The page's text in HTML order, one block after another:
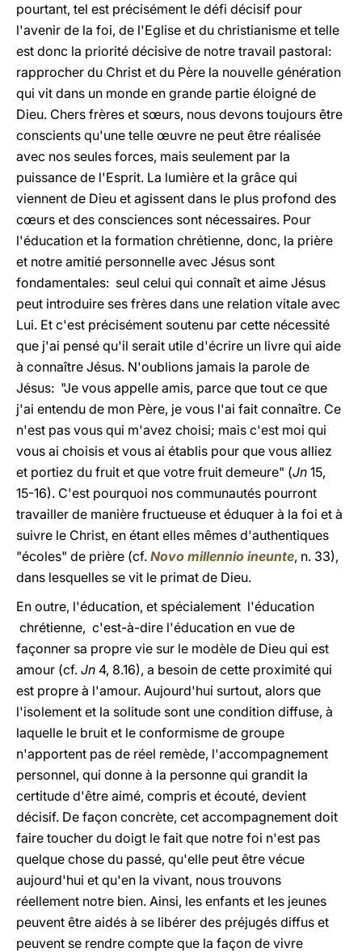
pourtant, tel est précisément le défi décisif pour
l'avenir de la foi, de l'Eglise et du christianisme et telle
est donc la priorité décisive de notre travail pastoral:
rapprocher du Christ et du Père la nouvelle génération
qui vit dans un monde en grande partie éloigné de
Dieu. Chers frères et sœurs, nous devons toujours être
conscients qu'une telle œuvre ne peut être réalisée
avec nos seules forces, mais seulement par la
puissance de l'Esprit. La lumière et la grâce qui
viennent de Dieu et agissent dans le plus profond des
cœurs et des consciences sont nécessaires. Pour
l'éducation et la formation chrétienne, donc, la prière
et notre amitié personnelle avec Jésus sont
fondamentales: seul celui qui connaît et aime Jésus
peut introduire ses frères dans une relation vitale avec
Lui. Et c'est précisément soutenu par cette nécessité
que j'ai pensé qu'il serait utile d'écrire un livre qui aide
à connaître Jésus. N'oublions jamais la parole de
Jésus: "Je vous appelle amis, parce que tout ce que
j'ai entendu de mon Père, je vous l'ai fait connaître. Ce
n'est pas vous qui m'avez choisi; mais c'est moi qui
vous ai choisis et vous ai établis pour que vous alliez
et portiez du fruit et que votre fruit demeure" (Jn 15,
15-16). C'est pourquoi nos communautés pourront
travailler de manière fructueuse et éduquer à la foi et à
suivre le Christ, en étant elles mêmes d'authentiques
"écoles" de prière (cf. Novo millennio ineunte, n. 33),
dans lesquelles se vit le primat de Dieu.
En outre, l'éducation, et spécialement l'éducation
chrétienne, c'est-à-dire l'éducation en vue de
façonner sa propre vie sur le modèle de Dieu qui est
amour (cf. Jn 4, 8.16), a besoin de cette proximité qui
est propre à l'amour. Aujourd'hui surtout, alors que
l'isolement et la solitude sont une condition diffuse, à
laquelle le bruit et le conformisme de groupe
n'apportent pas de réel remède, l'accompagnement
personnel, qui donne à la personne qui grandit la
certitude d'être aimé, compris et écouté, devient
décisif. De façon concrète, cet accompagnement doit
faire toucher du doigt le fait que notre foi n'est pas
quelque chose du passé, qu'elle peut être vécue
aujourd'hui et qu'en la vivant, nous trouvons
réellement notre bien. Ainsi, les enfants et les jeunes
peuvent être aidés à se libérer des préjugés diffus et
peuvent se rendre compte que la façon de vivre